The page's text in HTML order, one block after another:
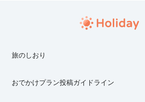
旅のしおり
おでかけプラン投稿ガイドライン